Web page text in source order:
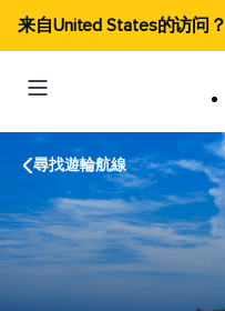
来自United States的访问？
尋找遊輪航線